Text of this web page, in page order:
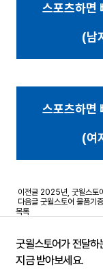
스포츠하면
(남
스포츠하면
(여
이전글 2025년, 굿윌스토
다음글 굿윌스토어 물품기
목록
굿윌스토어가 전달하
지금 받아보세요.